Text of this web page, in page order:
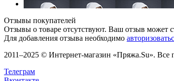
Отзывы покупателей
Отзывы о товаре отсутствуют. Ваш отзыв может
Для добавления отзыва необходимо
2011–2025 © Интернет-магазин «Пряжа.Su». Все
Телеграм